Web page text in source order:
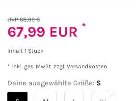
UVP 68,99 €
67,99 EUR *
Inhalt 1 Stück
* inkl. ges. MwSt. zzgl. Versandkosten
Deine ausgewählte Größe: S